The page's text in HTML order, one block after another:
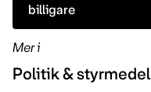
billigare
Mer i
Politik & styrmedel